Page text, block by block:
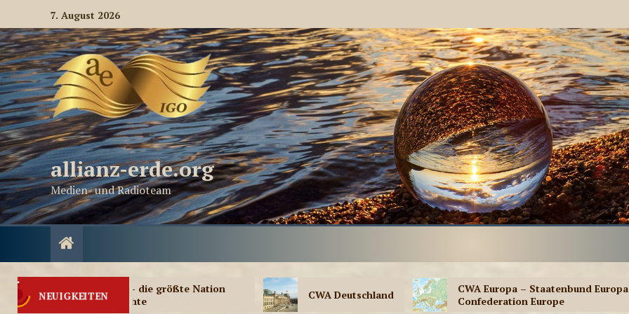
7. August 2026
allianz-erde.org
Medien- und Radioteam
NEUIGKEITEN
– die größte Nation
CWA Deutschland
CWA Europa – Staatenbund Europa –
Confederation Europe